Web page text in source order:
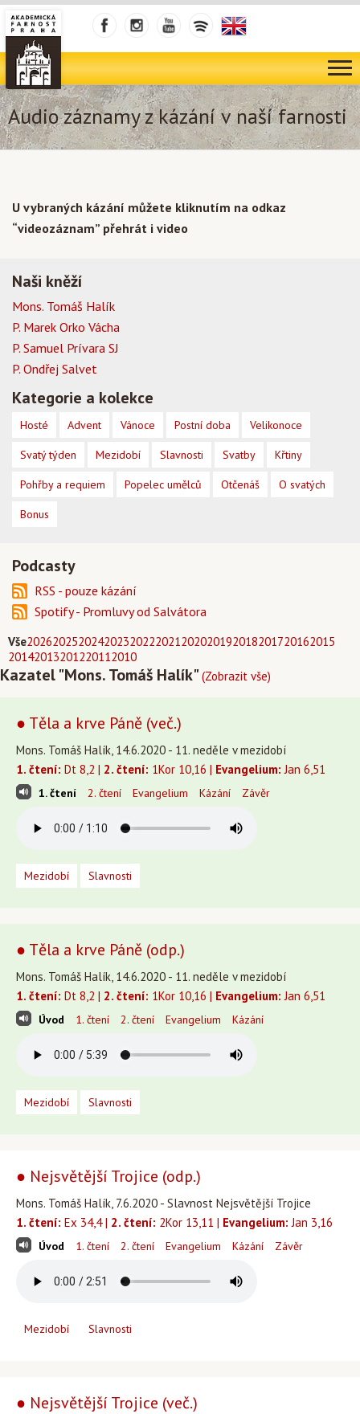
Audio záznamy z kázání v naší farnosti
Vše202620252024202320222021202020192018201720162015
20142013201220112010
Kazatel "Mons. Tomáš Halík"(Zobrazit vše)
● Těla a krve Páně (več.)
Mons. Tomáš Halík, 14.6.2020 - 11. neděle v mezidobí
1. čtení: Dt 8,2 | 2. čtení: 1Kor 10,16 | Evangelium: Jan 6,51
1. čtení 2. čtení Evangelium Kázání Závěr
Mezidobí Slavnosti
● Těla a krve Páně (odp.)
Mons. Tomáš Halík, 14.6.2020 - 11. neděle v mezidobí
1. čtení: Dt 8,2 | 2. čtení: 1Kor 10,16 | Evangelium: Jan 6,51
Úvod 1. čtení 2. čtení Evangelium Kázání
Mezidobí Slavnosti
● Nejsvětější Trojice (odp.)
Mons. Tomáš Halík, 7.6.2020 - Slavnost Nejsvětější Trojice
1. čtení: Ex 34,4 | 2. čtení: 2Kor 13,11 | Evangelium: Jan 3,16
Úvod 1. čtení 2. čtení Evangelium Kázání Závěr
Mezidobí Slavnosti
● Nejsvětější Trojice (več.)
U vybraných kázání můžete kliknutím na odkaz
“videozáznam” přehrát i video
Naši kněží
Mons. Tomáš Halík
P. Marek Orko Vácha
P. Samuel Prívara SJ
P. Ondřej Salvet
Kategorie a kolekce
Hosté Advent Vánoce Postní doba Velikonoce
Svatý týden Mezidobí Slavnosti Svatby Křtiny
Pohřby a requiem Popelec umělců Otčenáš O svatých
Bonus
Podcasty
RSS - pouze kázání
Spotify - Promluvy od Salvátora